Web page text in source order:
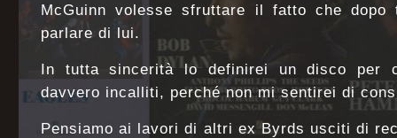
McGuinn volesse sfruttare il fatto che
parlare di lui.
In tutta sincerità lo definirei un disco per
davvero incalliti, perché non mi sentirei di
Pensiamo ai lavori di altri ex Byrds usciti di